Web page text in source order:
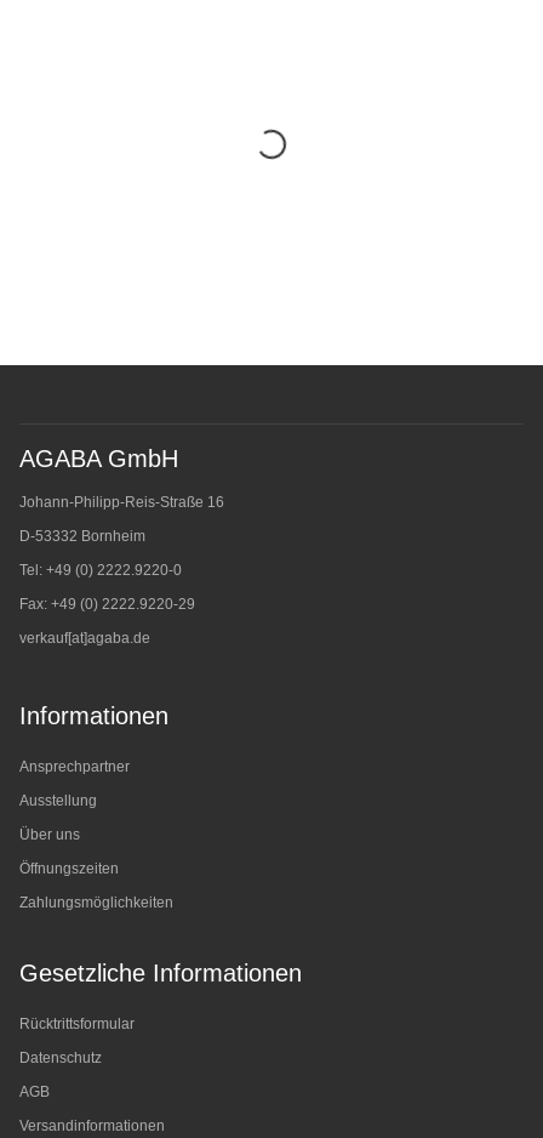
AGABA GmbH
Johann-Philipp-Reis-Straße 16
D-53332 Bornheim
Tel: +49 (0) 2222.9220-0
Fax: +49 (0) 2222.9220-29
verkauf[at]agaba.de
Informationen
Ansprechpartner
Ausstellung
Über uns
Öffnungszeiten
Zahlungsmöglichkeiten
Gesetzliche Informationen
Rücktrittsformular
Datenschutz
AGB
Versandinformationen